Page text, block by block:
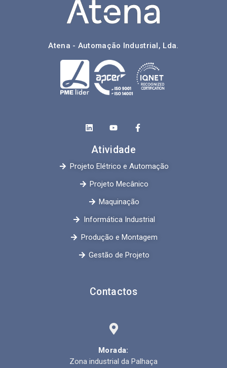
Atena - Automação Industrial, Lda.
Atividade
Projeto Elétrico e Automação
Projeto Mecânico
Maquinação
Informática Industrial
Produção e Montagem
Gestão de Projeto
Contactos
Morada:
Zona industrial da Palhaça